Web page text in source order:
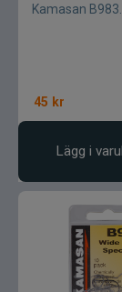
Kamasan
45 kr
Lägg i